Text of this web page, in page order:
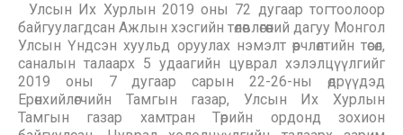
Улсын Их Хурлын 2019 оны 72 дугаар тогтоолоор
байгуулагдсан Ажлын хэсгийн төлөвлөгөөний дагуу Монгол
Улсын Үндсэн хуульд оруулах нэмэлт өөрчлөлтийн төсөл,
саналын талаарх 5 удаагийн цуврал хэлэлцүүлгийг
2019 оны 7 дугаар сарын 22-26-ны өдрүүдэд
Ерөнхийлөгчийн Тамгын газар, Улсын Их Хурлын
Тамгын газар хамтран Төрийн ордонд зохион